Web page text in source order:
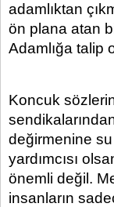
adamlıktan
ön plana atan
Adamlığa talip
Koncuk
değirmenine
yardımcısı
önemli değil.
insanların